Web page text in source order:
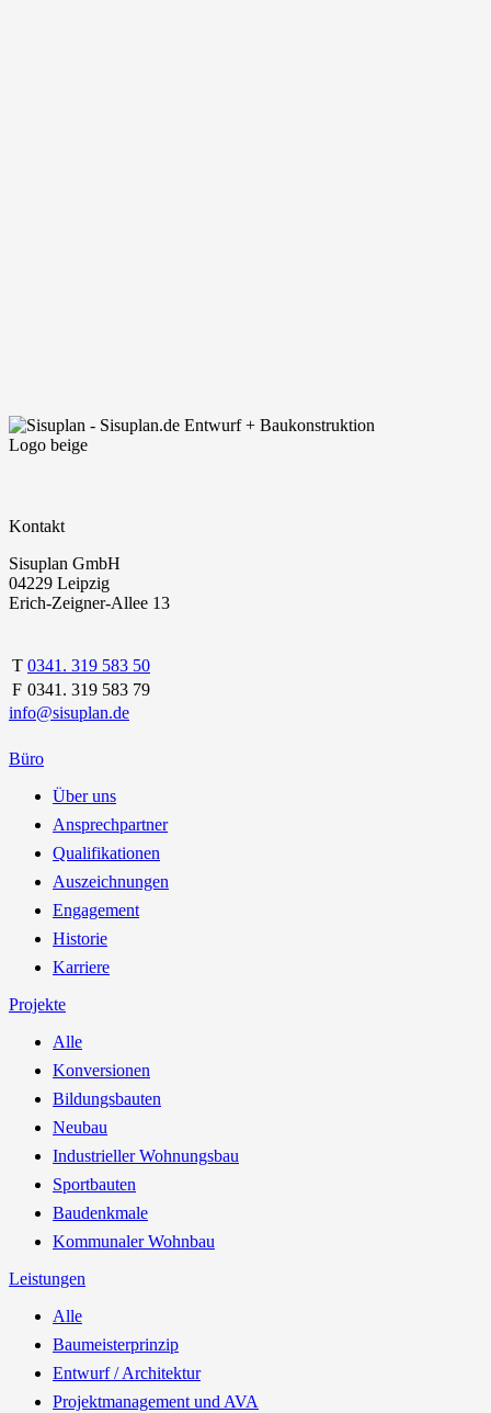
Kontakt
Sisuplan GmbH
04229 Leipzig
Erich-Zeigner-Allee 13
T 0341. 319 583 50
F 0341. 319 583 79
info@sisuplan.de
Büro
Über uns
Ansprechpartner
Qualifikationen
Auszeichnungen
Engagement
Historie
Karriere
Projekte
Alle
Konversionen
Bildungsbauten
Neubau
Industrieller Wohnungsbau
Sportbauten
Baudenkmale
Kommunaler Wohnbau
Leistungen
Alle
Baumeisterprinzip
Entwurf / Architektur
Projektmanagement und AVA